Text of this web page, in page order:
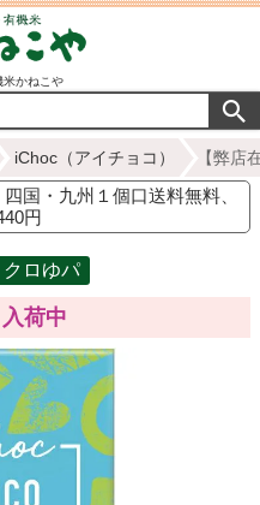
米かねこや
iChoc（アイチョコ） 【弊店
国・九州１個口送料無料、
円
クロゆパ
荷中